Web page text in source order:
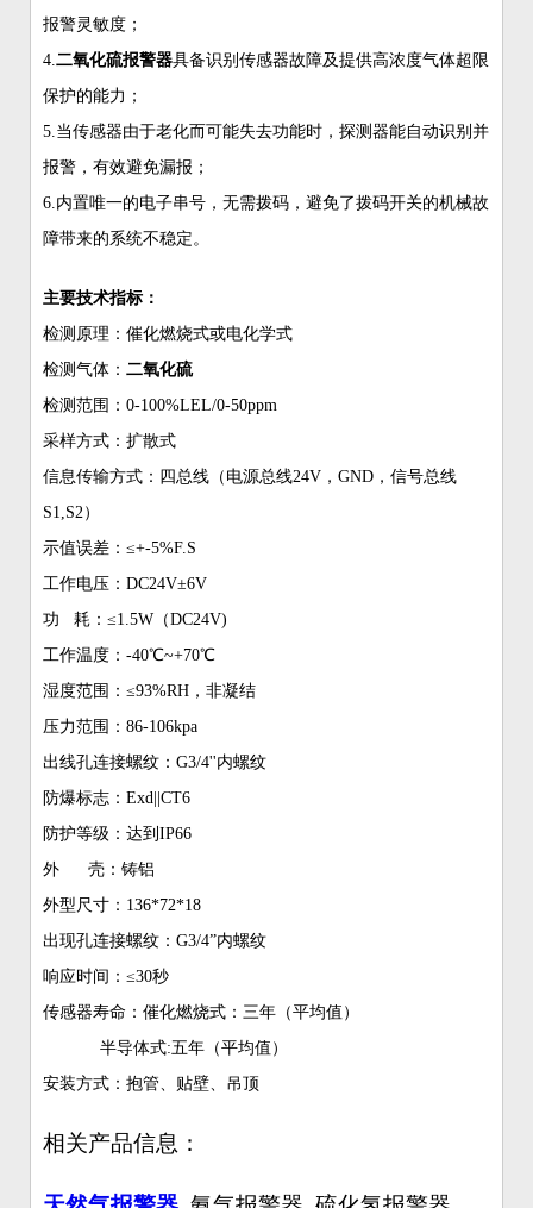
报警灵敏度；
4.二氧化硫报警器具备识别传感器故障及提供高浓度气体超限
保护的能力；
5.当传感器由于老化而可能失去功能时，探测器能自动识别并
报警，有效避免漏报；
6.内置唯一的电子串号，无需拨码，避免了拨码开关的机械故
障带来的系统不稳定。
主要技术指标：
检测原理：催化燃烧式或电化学式
检测气体： 二氧化硫
检测范围：0-100%LEL/0-50ppm
采样方式：扩散式
信息传输方式：四总线（电源总线24V，GND，信号总线
S1,S2）
示值误差：≤+-5%F.S
工作电压：DC24V±6V
功 耗：≤1.5W（DC24V)
工作温度：-40℃~+70℃
湿度范围：≤93%RH，非凝结
压力范围：86-106kpa
出线孔连接螺纹：G3/4''内螺纹
防爆标志：Exd||CT6
防护等级：达到IP66
外 壳：铸铝
外型尺寸：136*72*18
出现孔连接螺纹：G3/4”内螺纹
响应时间：≤30秒
传感器寿命：催化燃烧式：三年（平均值）
半导体式:五年（平均值）
安装方式：抱管、贴壁、吊顶
相关产品信息：